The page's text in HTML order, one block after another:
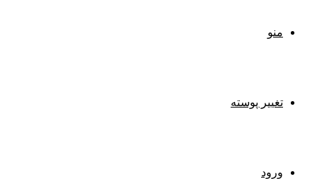
منو
تغییر پوسته
ورود